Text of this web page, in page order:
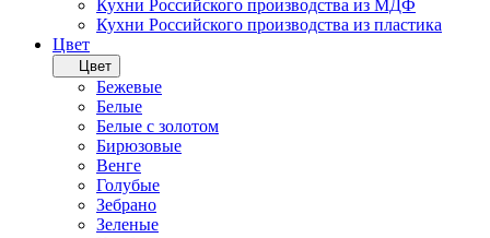
Кухни Российского производства из МДФ
Кухни Российского производства из пластика
Цвет
Цвет
Бежевые
Белые
Белые с золотом
Бирюзовые
Венге
Голубые
Зебрано
Зеленые